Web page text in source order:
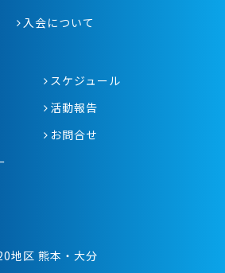
入会について
スケジュール
活動報告
お問合せ
地区 熊本・大分